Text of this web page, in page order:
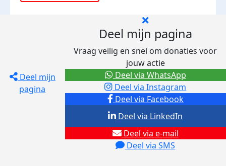
Deel mijn
pagina
Deel mijn pagina
Vraag veilig en snel om donaties voor
jouw actie
Deel via Facebook
Deel via Instagram
Deel via e-mail
Deel via SMS
Deel via LinkedIn
Deel via WhatsApp